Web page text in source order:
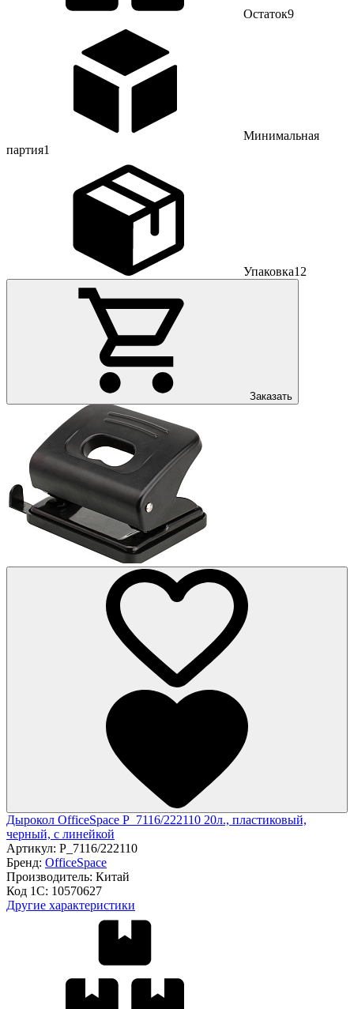
Остаток9
Минимальная
партия1
Упаковка12
Заказать
Дырокол OfficeSpace P_7116/222110 20л., пластиковый,
черный, с линейкой
Артикул: P_7116/222110
Бренд: OfficeSpace
Производитель: Китай
Код 1С: 10570627
Другие характеристики